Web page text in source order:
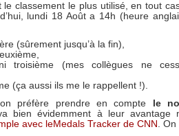
le classement le plus utilisé, en tout
lundi 18 Août a 14h (heure
(sûrement jusqu’à la fin),
troisième (mes collègues ne
(ça aussi ils me le rappellent !).
préfère prendre en compte le
bien évidemment à leur avantage
avec leMedals Tracker de CNN . On